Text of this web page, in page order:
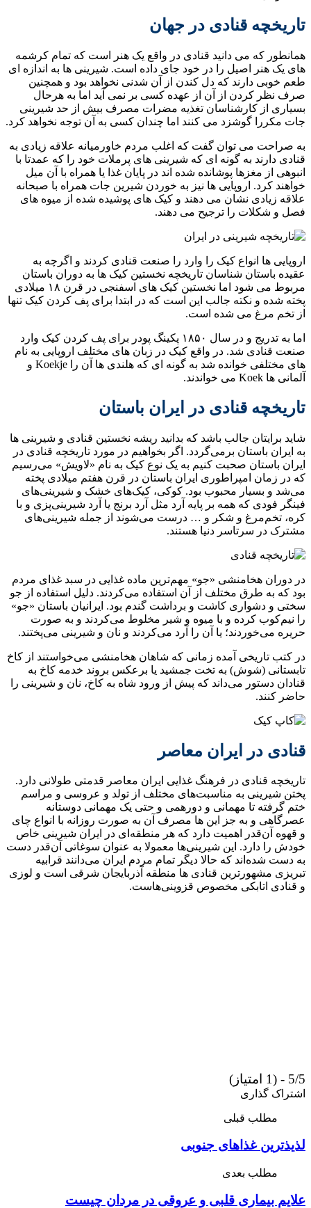
تاریخچه قنادی در جهان
همانطور که می دانید قنادی در واقع یک هنر است که تمام کرشمه
های یک هنر اصیل را در خود جای داده است. شیرینی ها به اندازه ای
طعم خوبی دارند که دل کندن از آن شدنی نخواهد بود و همچنین
صرف نظر کردن از آن از عهده کسی بر نمی آید اما به هرحال
بسیاری از کارشناسان تغذیه مضرات مصرف بیش از حد شیرینی
جات مکررا گوشزد می کنند اما چندان کسی به آن توجه نخواهد کرد.
به صراحت می توان گفت که اغلب مردم خاورمیانه علاقه زیادی به
قنادی دارند به گونه ای که شیرینی های پرملات خود را که عمدتا با
انبوهی از مغزها پوشانده شده اند در پایان غذا یا همراه با آن میل
خواهند کرد. اروپایی ها نیز به خوردن شیرین جات همراه با صبحانه
علاقه زیادی نشان می دهند و کیک های پوشیده شده از میوه های
فصل و شکلات را ترجیح می دهند.
اروپایی ها انواع کیک را وارد را صنعت قنادی کردند و اگرچه به
عقیده باستان شناسان تاریخچه نخستین کیک ها به دوران باستان
مربوط می شود اما نخستین کیک های اسفنجی در قرن ۱۸ میلادی
پخته شده و نکته جالب این است که در ابتدا برای پف کردن کیک تنها
از تخم مرغ می شده است.
اما به تدریج و در سال ۱۸۵۰ پکینگ پودر برای پف کردن کیک وارد
صنعت قنادی شد. در واقع کیک در زبان های مختلف اروپایی به نام
های مختلفی خوانده شد به گونه ای که هلندی ها آن را Koekje و
آلمانی ها Koek می خواندند.
تاریخچه قنادی در ایران باستان
شاید برایتان جالب باشد که بدانید ریشه نخستین قنادی و شیرینی ها
به ایران باستان برمی‌گردد. اگر بخواهیم در مورد تاریخچه قنادی در
ایران باستان صحبت کنیم به یک نوع کیک به نام «لاویش» می‌رسیم
که در زمان امپراطوری ایران باستان در قرن هفتم میلادی پخته
می‌شد و بسیار محبوب بود. کوکی، کیک‌های خشک و شیرینی‌های
فینگر فودی که همه بر پایه آرد مثل آرد برنج یا آرد شیرینی‌پزی و با
کره، تخم‌مرغ و شکر و … درست می‌شوند از جمله شیرینی‌های
مشترک در سرتاسر دنیا هستند.
در دوران هخامنشی «جو» مهم‌ترین ماده غذایی در سبد غذای مردم
بود که به طرق مختلف از آن استفاده می‌کردند. دلیل استفاده از جو
سختی و دشواری کاشت و برداشت گندم بود. ایرانیان باستان «جو»
را نیم‌کوب کرده و با میوه و شیر مخلوط می‌‌‏کردند و به صورت
حریره می‌‌‏خوردند؛ یا آن را آرد می‌‌‏کردند و نان و شیرینی می‌‌‏پختند.
در کتب تاریخی آمده زمانی که شاهان هخامنشی می‌خواستند از کاخ
تابستانی (شوش) به تخت جمشید یا برعکس بروند خدمه کاخ به
قنادان دستور می‌داند که پیش از ورود شاه به کاخ، نان و شیرینی را
حاضر کنند.
قنادی در ایران معاصر
تاریخچه قنادی در فرهنگ غذایی ایران معاصر قدمتی طولانی دارد.
پختن شیرینی به مناسبت‌های مختلف از تولد و عروسی و مراسم
ختم گرفته تا مهمانی و دورهمی و حتی یک مهمانی دوستانه
عصرگاهی و به جز این‌ ها مصرف آن به صورت روزانه با انواع چای
و قهوه آن‌قدر اهمیت دارد که هر منطقه‌ای در ایران شیرینی خاص
خودش را دارد. این شیرینی‌ها معمولا به عنوان سوغاتی آن‌قدر دست
به دست شده‌اند که حالا دیگر تمام مردم ایران می‌دانند قرابیه
تبریزی مشهورترین قنادی ها منطقه آذربایجان شرقی است و لوزی
و قنادی اتابکی مخصوص قزوینی‌هاست.
5/5 - (1 امتیاز)
اشتراک گذاری
مطلب قبلی
لذیذترین غذاهای جنوبی
مطلب بعدی
علایم بیماری قلبی و عروقی در مردان چیست